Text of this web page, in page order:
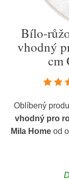
Bílo-
vhodný
cm
Oblíbený
vhodný pro
Mila Home od